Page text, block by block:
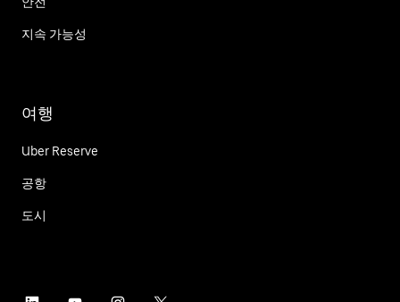
지속 가능성
여행
Uber Reserve
공항
도시